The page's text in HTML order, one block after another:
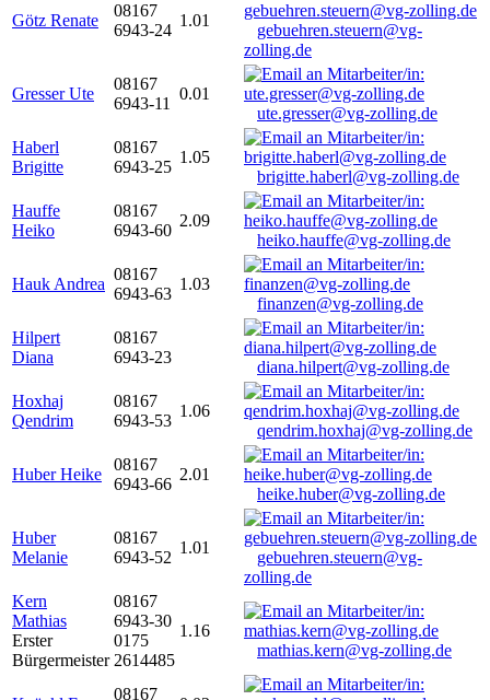
Götz Renate
08167
6943-24
1.01
gebuehren.steuern@vg-
zolling.de
Gresser Ute
08167
6943-11
0.01
ute.gresser@vg-zolling.de
Haberl
Brigitte
08167
6943-25
1.05
brigitte.haberl@vg-zolling.de
Hauffe
Heiko
08167
6943-60
2.09
heiko.hauffe@vg-zolling.de
Hauk Andrea
08167
6943-63
1.03
finanzen@vg-zolling.de
Hilpert
Diana
08167
6943-23
diana.hilpert@vg-zolling.de
Hoxhaj
Qendrim
08167
6943-53
1.06
qendrim.hoxhaj@vg-zolling.de
Huber Heike
08167
6943-66
2.01
heike.huber@vg-zolling.de
Huber
Melanie
08167
6943-52
1.01
gebuehren.steuern@vg-
zolling.de
Kern
Mathias
Erster
Bürgermeister
08167
6943-30
0175
2614485
1.16
mathias.kern@vg-zolling.de
08167